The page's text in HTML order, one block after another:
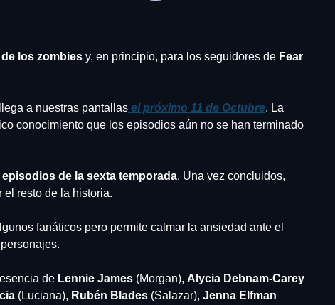
los zombies y, en principio, para los seguidores de Fear
a nuestras pantallas el próximo 11 de Octubre. La
conocimiento que los episodios aún no se han terminado
de la sexta temporada. Una vez concluidos,
el resto de la historia.
fanáticos pero permite calmar la ansiedad ante el
de Lennie James (Morgan), Alycia Debnam-Carey
(Luciana), Rubén Blades (Salazar), Jenna Elfman